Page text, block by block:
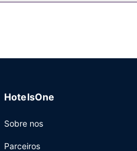
HotelsOne
Sobre nos
Parceiros